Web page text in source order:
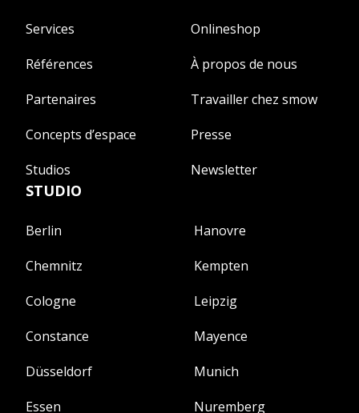
Services
Références
Partenaires
Concepts d’espace
Studios
Onlineshop
À propos de nous
Travailler chez smow
Presse
Newsletter
STUDIO
Berlin
Chemnitz
Cologne
Constance
Düsseldorf
Essen
Hanovre
Kempten
Leipzig
Mayence
Munich
Nuremberg